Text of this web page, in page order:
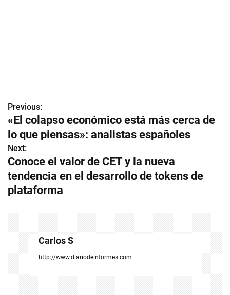
N
a
v
e
g
Previous:
«El colapso económico está más cerca de
lo que piensas»: analistas españoles
Next:
Conoce el valor de CET y la nueva
tendencia en el desarrollo de tokens de
plataforma
Carlos S
http://www.diariodeinformes.com